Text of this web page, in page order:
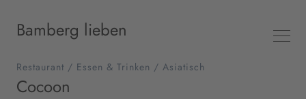
Bamberg lieben
Restaurant / Essen & Trinken / Asiatisch
Cocoon